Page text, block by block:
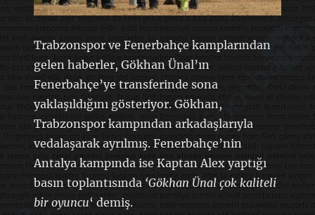
Trabzonspor ve Fenerbahçe kamplarından
gelen haberler, Gökhan Ünal’ın
Fenerbahçe’ye transferinde sona
yaklaşıldığını gösteriyor. Gökhan,
Trabzonspor kampından arkadaşlarıyla
vedalaşarak ayrılmış. Fenerbahçe’nin
Antalya kampında ise Kaptan Alex yaptığı
basın toplantısında ‘Gökhan Ünal çok kaliteli
bir oyuncu‘ demiş.